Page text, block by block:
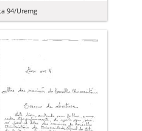
94/Uremg